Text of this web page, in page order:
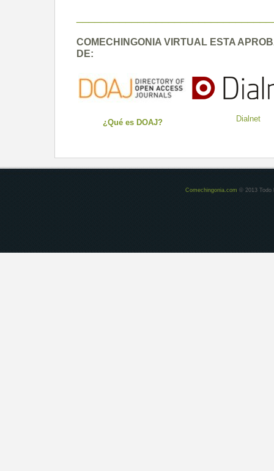
COMECHINGONIA VIRTUAL ESTA
DE:
¿Qué es DOAJ? Dialnet
Comechingonia.com© 2013 Todo